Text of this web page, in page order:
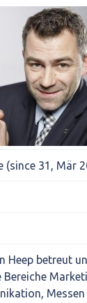
(since 31, Mär
Heep betreut
Bereiche
Messen